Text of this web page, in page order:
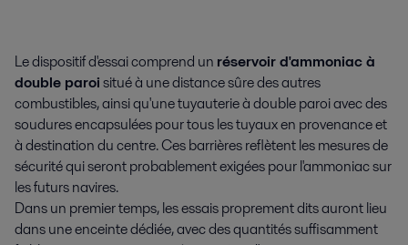
Le dispositif d'essai comprend un réservoir d'ammoniac à
double paroisitué à une distance sûre des autres
combustibles, ainsi qu'une tuyauterie à double paroi avec des
soudures encapsulées pour tous les tuyaux en provenance et
à destination du centre. Ces barrières reflètent les mesures de
sécurité qui seront probablement exigées pour l'ammoniac sur
les futurs navires.
Dans un premier temps, les essais proprement dits auront lieu
dans une enceinte dédiée, avec des quantités suffisamment